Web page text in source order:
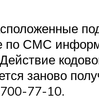
по СМС
заново
77-10.